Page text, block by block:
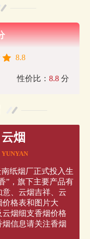
8.8
性价比：8.8 分
云烟
YUNYAN
纸烟厂正式投入生
”，旗下主要产品有
、云烟吉祥、云
格表和图片大
烟细支香烟价格
信息请关注香烟